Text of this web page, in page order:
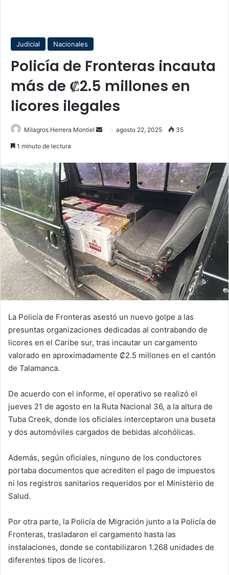
Judicial Nacionales
Policía de Fronteras incauta
más de ₡2.5 millones en
licores ilegales
Milagros Herrera Montiel
Sendagosto 22, 2025 35
1 minuto de lectura
La Policía de Fronteras asestó un nuevo golpe a las
presuntas organizaciones dedicadas al contrabando de
licores en el Caribe sur, tras incautar un cargamento
valorado en aproximadamente ₡2.5 millones en el cantón
de Talamanca.
De acuerdo con el informe, el operativo se realizó el
jueves 21 de agosto en la Ruta Nacional 36, a la altura de
Tuba Creek, donde los oficiales interceptaron una buseta
y dos automóviles cargados de bebidas alcohólicas.
Además, según oficiales, ninguno de los conductores
portaba documentos que acrediten el pago de impuestos
ni los registros sanitarios requeridos por el Ministerio de
Salud.
Por otra parte, la Policía de Migración junto a la Policía de
Fronteras, trasladaron el cargamento hasta las
instalaciones, donde se contabilizaron 1.268 unidades de
diferentes tipos de licores.